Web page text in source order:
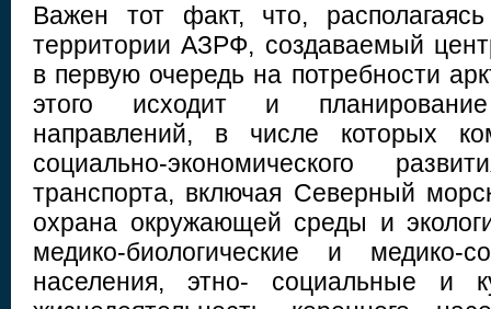
Важен тот факт, что,
территории АЗРФ, создаваемый
в первую очередь на потребности
этого исходит и
направлений, в числе которых
социально-экономического
транспорта, включая Северный
охрана окружающей среды и
медико-биологические и медико-
населения, этно- социальные и